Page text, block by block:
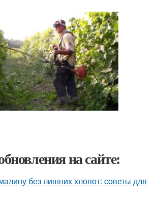
на сайте:
без лишних хлопот: советы для